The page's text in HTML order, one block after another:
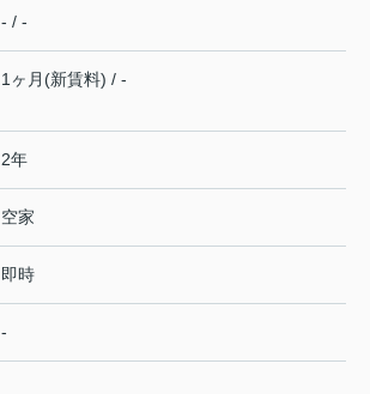
- / -
1ヶ月(新賃料) / -
2年
空家
即時
-